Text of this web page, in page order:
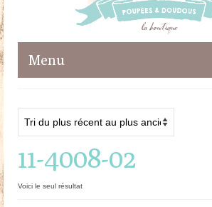
Menu
Maileg
Poupées
Doudous
11-4008-02
Voici le seul résultat